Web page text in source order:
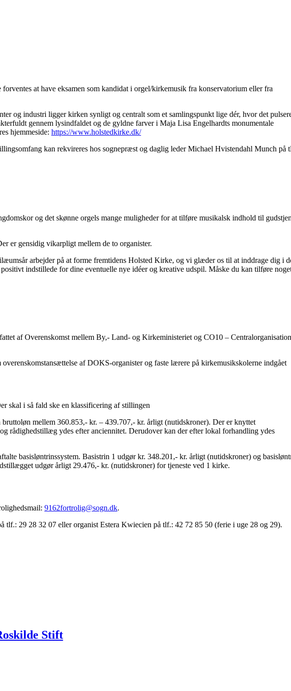
at have eksamen som kandidat i orgel/kirkemusik fra konservatorium eller fra
og industri ligger kirken synligt og centralt som et samlingspunkt lige dér, hvor det
gennem lysindfaldet og de gyldne farver i Maja Lisa Engelhardts monumentale
hjemmeside: https://www.holstedkirke.dk/
kan rekvireres hos sognepræst og daglig leder Michael Hvistendahl Munch på
og det skønne orgels mange muligheder for at tilføre musikalsk indhold til
er gensidig vikarpligt mellem de to organister.
arbejder på at forme fremtidens Holsted Kirke, og vi glæder os til at inddrage dig i
indstillede for dine eventuelle nye idéer og kreative udspil. Måske du kan tilføre
af Overenskomst mellem By,- Land- og Kirkeministeriet og CO10 –
af DOKS-organister og faste lærere på kirkemusikskolerne indgået
skal i så fald ske en klassificering af stillingen
mellem 360.853,- kr. – 439.707,- kr. årligt (nutidskroner). Der er knyttet
rådighedstillæg ydes efter anciennitet. Derudover kan der efter lokal forhandling ydes
basisløntrinssystem. Basistrin 1 udgør kr. 348.201,- kr. årligt (nutidskroner) og
udgør årligt 29.476,- kr. (nutidskroner) for tjeneste ved 1 kirke.
9162fortrolig@sogn.dk.
29 28 32 07 eller organist Estera Kwiecien på tlf.: 42 72 85 50 (ferie i uge 28 og 29).
Stift